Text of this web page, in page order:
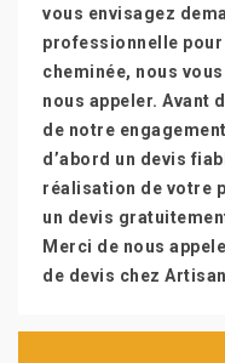
vous envisagez
professionnelle
cheminée, nous
nous appeler. Avant
de notre
d’abord un devis
réalisation de votre
un devis
Merci de nous
de devis chez